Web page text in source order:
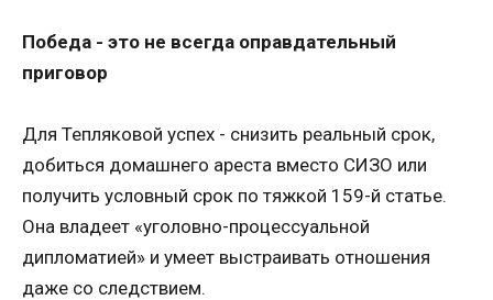
Победа - это не всегда оправдательный
приговор
Для Тепляковой успех - снизить реальный срок,
добиться домашнего ареста вместо СИЗО или
получить условный срок по тяжкой 159-й статье.
Она владеет «уголовно-процессуальной
дипломатией» и умеет выстраивать отношения
даже со следствием.